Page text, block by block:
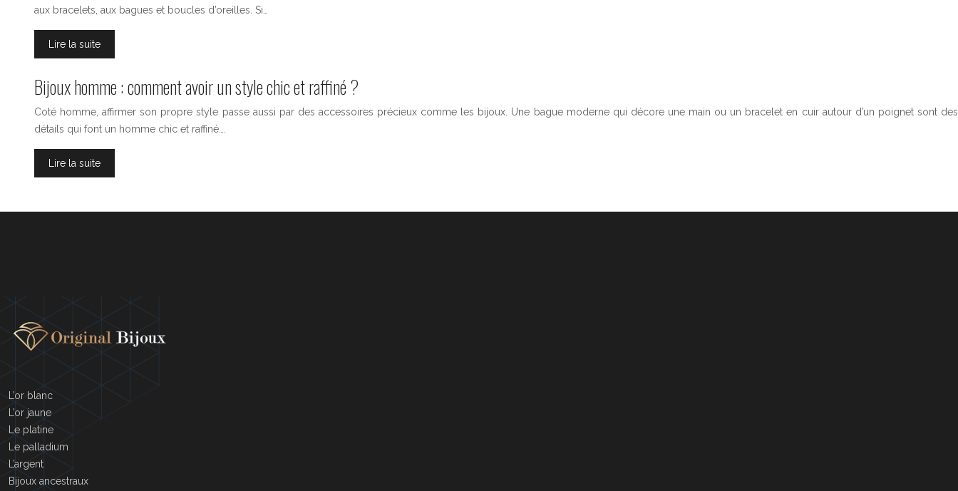
aux bracelets, aux bagues et boucles d’oreilles. Si…
Lire la suite
Bijoux homme : comment avoir un style chic et raffiné ?
Coté homme, affirmer son propre style passe aussi par des accessoires précieux comme les bijoux. Une bague moderne qui décore une main ou un bracelet en cuir autour d’un poignet sont des
détails qui font un homme chic et raffiné….
Lire la suite
L’or blanc
L’or jaune
Le platine
Le palladium
L’argent
Bijoux ancestraux